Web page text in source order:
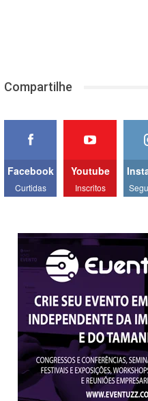
Compartilhe
Facebook
Curtidas
Youtube
Inscritos